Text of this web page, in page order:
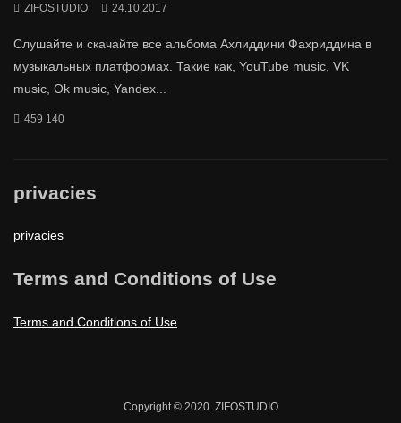
ZIFOSTUDIO 24.10.2017
Слушайте и скачайте все альбома Ахлиддини Фахриддина в
музыкальных платформах. Такие как, YouTube music, VK
music, Ok music, Yandex...
459 140
privacies
privacies
Terms and Conditions of Use
Terms and Conditions of Use
Copyright © 2020. ZIFOSTUDIO